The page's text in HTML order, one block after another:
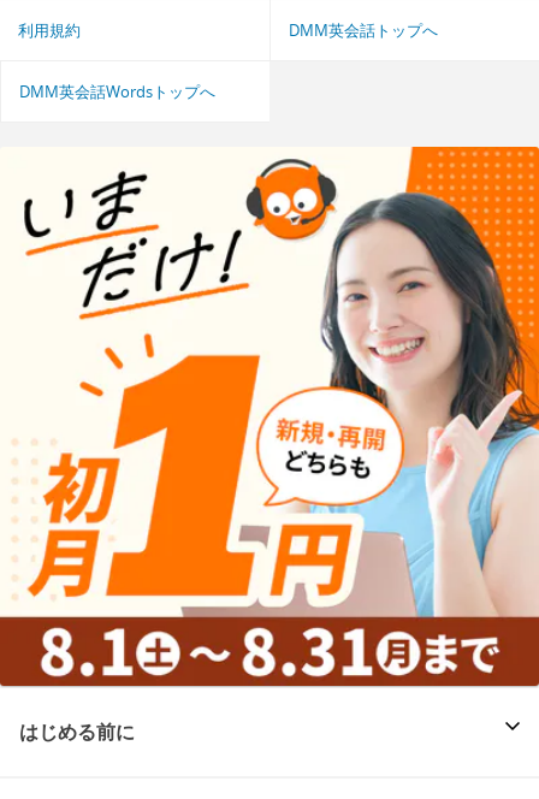
利用規約 DMM英会話トップへ
DMM英会話Wordsトップへ
はじめる前に